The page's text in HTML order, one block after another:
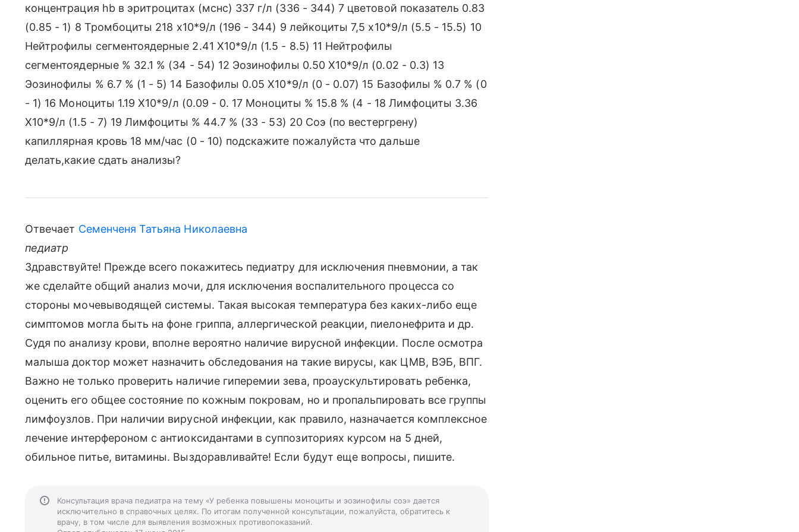
концентрация hb в эритроцитах (мснс) 337 г/л (336 - 344) 7 цветовой показатель 0.83
(0.85 - 1) 8 Тромбоциты 218 x10*9/л (196 - 344) 9 лейкоциты 7,5 x10*9/л (5.5 - 15.5) 10
Нейтрофилы сегментоядерные 2.41 X10*9/л (1.5 - 8.5) 11 Нейтрофилы
сегментоядерные % 32.1 % (34 - 54) 12 Эозинофилы 0.50 X10*9/л (0.02 - 0.3) 13
Эозинофилы % 6.7 % (1 - 5) 14 Базофилы 0.05 X10*9/л (0 - 0.07) 15 Базофилы % 0.7 % (0
- 1) 16 Моноциты 1.19 X10*9/л (0.09 - 0. 17 Моноциты % 15.8 % (4 - 18 Лимфоциты 3.36
X10*9/л (1.5 - 7) 19 Лимфоциты % 44.7 % (33 - 53) 20 Соэ (по вестергрену)
капиллярная кровь 18 мм/час (0 - 10) подскажите пожалуйста что дальше
делать,какие сдать анализы?
Отвечает Семенченя Татьяна Николаевна
педиатр
Здравствуйте! Прежде всего покажитесь педиатру для исключения пневмонии, а так
же сделайте общий анализ мочи, для исключения воспалительного процесса со
стороны мочевыводящей системы. Такая высокая температура без каких-либо еще
симптомов могла быть на фоне гриппа, аллергической реакции, пиелонефрита и др.
Судя по анализу крови, вполне вероятно наличие вирусной инфекции. После осмотра
малыша доктор может назначить обследования на такие вирусы, как ЦМВ, ВЭБ, ВПГ.
Важно не только проверить наличие гиперемии зева, проаускультировать ребенка,
оценить его общее состояние по кожным покровам, но и пропальпировать все группы
лимфоузлов. При наличии вирусной инфекции, как правило, назначается комплексное
лечение интерфероном с антиоксидантами в суппозиториях курсом на 5 дней,
обильное питье, витамины. Выздоравливайте! Если будут еще вопросы, пишите.
Консультация врача педиатра на тему «У ребенка повышены моноциты и эозинофилы соэ» дается
исключительно в справочных целях. По итогам полученной консультации, пожалуйста, обратитесь к
врачу, в том числе для выявления возможных противопоказаний.